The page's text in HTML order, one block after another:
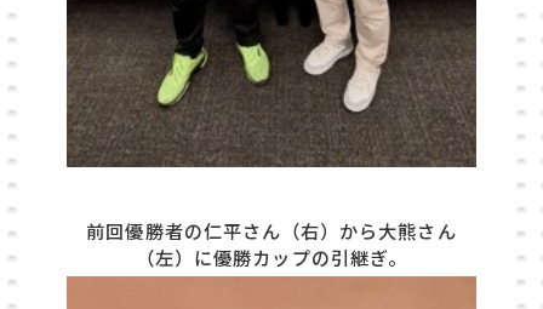
前回優勝者の仁平さん（右）から大熊さん
（左）に優勝カップの引継ぎ。